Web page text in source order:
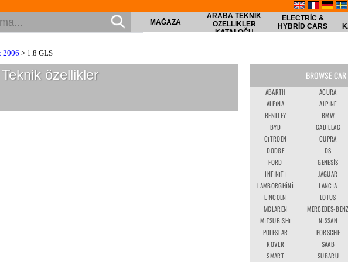
MAĞAZA
ARABA TEKNIK
ÖZELLIKLER
KATALOĞU
ELECTRIC &
HYBRID CARS
2006 > 1.8 GLS
Teknik özellikler BROWSE
ABARTH ACURA
ALPINA
ALPINE
BENTLEY
BMW
BYD
CADILLAC
CITROEN
CUPRA
DODGE
DS
FORD
GENESIS
INFINITI
JAGUAR
LAMBORGHINI
LANCIA
LINCOLN
LOTUS
MCLAREN
MERCEDES-BENZ
MITSUBISHI
NISSAN
POLESTAR
PORSCHE
ROVER
SAAB
SMART
SUBARU